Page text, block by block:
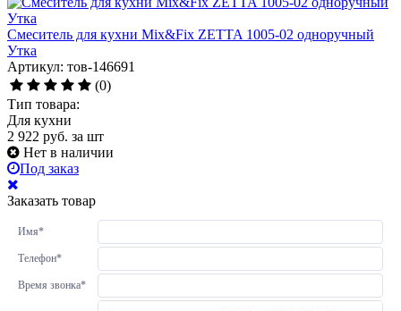
Смеситель для кухни Mix&Fix ZETTA 1005-02 одноручный
Утка
Артикул: тов-146691
(0)
Тип товара:
Для кухни
2 922 руб. за шт
Нет в наличии
Под заказ
Заказать товар
Имя*
Телефон*
Время звонка*